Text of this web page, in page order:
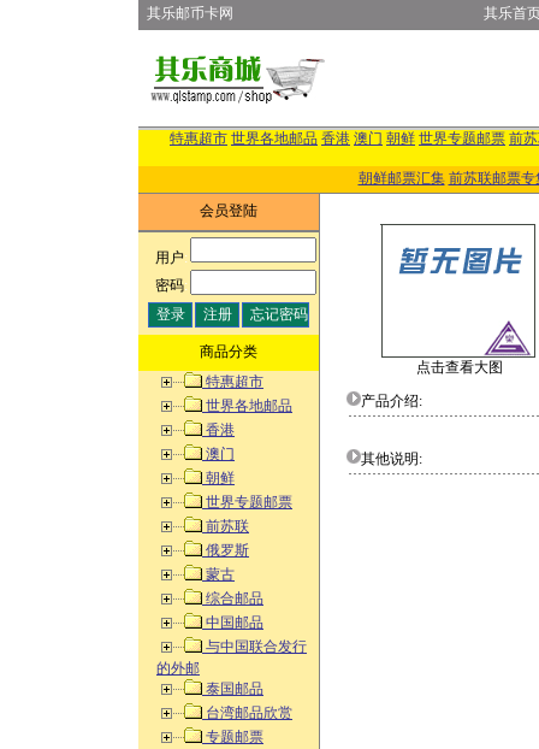
其乐邮币卡网 其乐首
特惠超市 世界各地邮品 香港 澳门 朝鲜 世界专题邮票 前
朝鲜邮票汇集 前苏联邮票专
会员登陆
用户:
密码:
商品分类
特惠超市
世界各地邮品
香港
澳门
朝鲜
世界专题邮票
前苏联
俄罗斯
蒙古
综合邮品
中国邮品
与中国联合发行
的外邮
泰国邮品
台湾邮品欣赏
专题邮票
点击查看大图
产品介绍:
其他说明: